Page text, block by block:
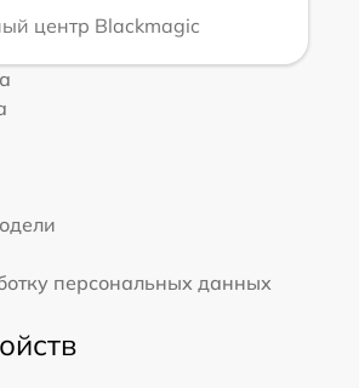
центр Blackmagic
персональных данных